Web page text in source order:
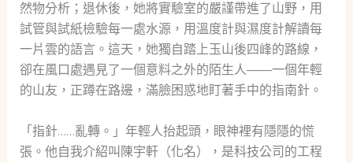
然物分析；退休後，她將實驗室的嚴謹帶進了山野，用
試管與試紙檢驗每一處水源，用溫度計與濕度計解讀每
一片雲的語言。這天，她獨自踏上玉山後四峰的路線，
卻在風口處遇見了一個意料之外的陌生人——一個年輕
的山友，正蹲在路邊，滿臉困惑地盯著手中的指南針。
「指針……亂轉。」年輕人抬起頭，眼神裡有隱隱的慌
張。他自我介紹叫陳宇軒（化名），是科技公司的工程